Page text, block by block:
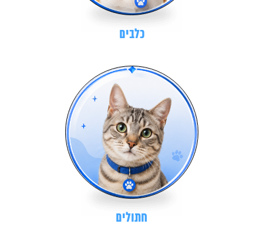
כלבים
חתולים